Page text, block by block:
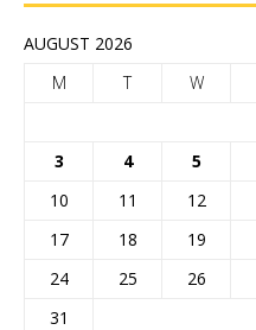
AUGUST 2026
M
T W
3
4 5
10
11 12
17
18 19
24
25 26
31